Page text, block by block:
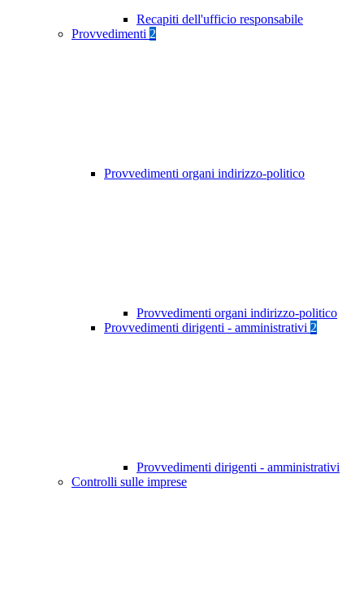
Recapiti dell'ufficio responsabile
Provvedimenti 2
Provvedimenti organi indirizzo-politico
Provvedimenti organi indirizzo-politico
Provvedimenti dirigenti - amministrativi 2
Provvedimenti dirigenti - amministrativi
Controlli sulle imprese